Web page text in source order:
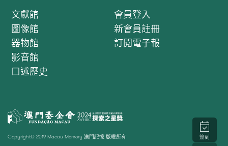
文獻館
圖像館
器物館
影音館
口述歷史
會員登入
新會員註冊
訂閱電子報
Copyright© 2019 Macau Memory 澳門記憶 版權所有 簽到